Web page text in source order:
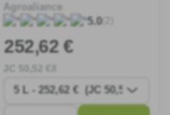
Agroaliance
5.0(2)
252,62 €
,52 €/l